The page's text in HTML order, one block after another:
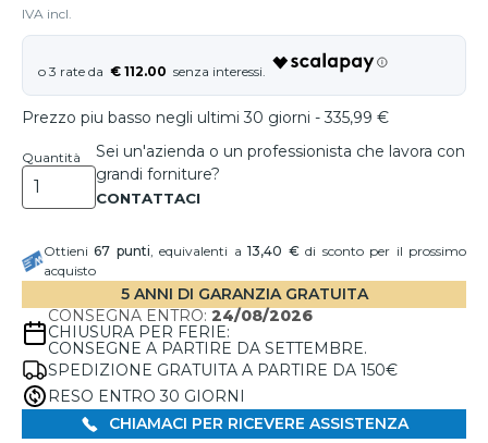
IVA incl.
€ 112.00
Prezzo piu basso negli ultimi 30 giorni - 335,99 €
Quantità
Sei un'azienda o un professionista che lavora con
grandi forniture?
Ottieni67 punti, equivalenti a13,40 €di sconto per il prossimo
acquisto
5 ANNI DI GARANZIA GRATUITA
CONSEGNA ENTRO: 24/08/2026
CHIUSURA PER FERIE:
CONSEGNE A PARTIRE DA SETTEMBRE.
SPEDIZIONE GRATUITA A PARTIRE DA 150€
RESO ENTRO 30 GIORNI
CHIAMACI PER RICEVERE ASSISTENZA